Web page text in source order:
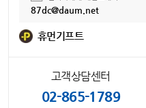
87dc@daum.net
휴먼기프트
고객상담센터
02-865-1789